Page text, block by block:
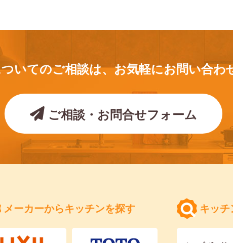
いてのご相談は、お気軽にお問い合わ
ご相談・お問合せフォーム
メーカーからキッチンを探す キッ